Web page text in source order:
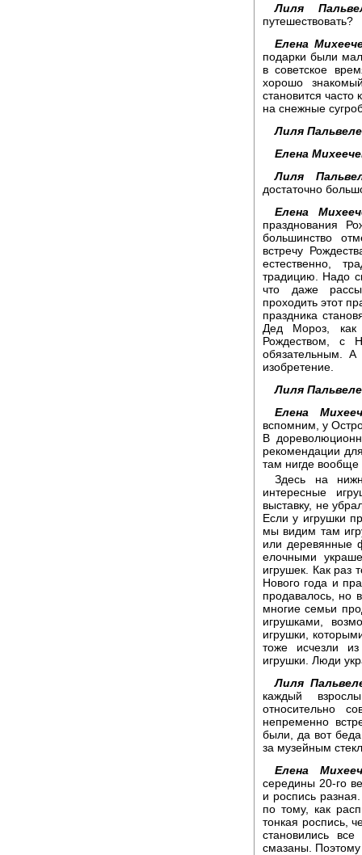
Лиля
путешествовать?
Елена
подарки были
в советское
хорошо
становится часто
на снежные
Лиля
Елена
Лиля
достаточно
Елена
празднования
большинство
встречу
естественно,
традицию. Надо
что даже
проходить этот
праздника
Дед Мороз, как
Рождеством, с
обязательным. А
изобретение.
Лиля
Елена
вспомним, у
В
рекомендации
там нигде вообще
Здесь на
интересные
выставку, не
Если у игрушки
мы видим там
или деревянные
елочными
игрушек. Как раз
Нового года и
продавалось, но
многие семьи
игрушками,
игрушки,
тоже исчезли
игрушки. Люди
Лиля
каждый
относительно
непременно
были, да вот
за музейным
Елена
середины 20-го
и роспись
по тому, как
тонкая роспись,
становились
смазаны. Поэтому